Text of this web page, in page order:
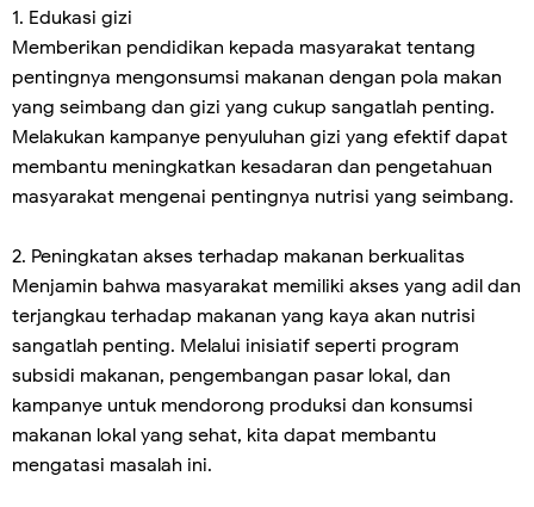
1. Edukasi gizi
Memberikan pendidikan kepada masyarakat tentang
pentingnya mengonsumsi makanan dengan pola makan
yang seimbang dan gizi yang cukup sangatlah penting.
Melakukan kampanye penyuluhan gizi yang efektif dapat
membantu meningkatkan kesadaran dan pengetahuan
masyarakat mengenai pentingnya nutrisi yang seimbang.
2. Peningkatan akses terhadap makanan berkualitas
Menjamin bahwa masyarakat memiliki akses yang adil dan
terjangkau terhadap makanan yang kaya akan nutrisi
sangatlah penting. Melalui inisiatif seperti program
subsidi makanan, pengembangan pasar lokal, dan
kampanye untuk mendorong produksi dan konsumsi
makanan lokal yang sehat, kita dapat membantu
mengatasi masalah ini.